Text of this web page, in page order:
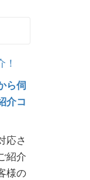
ら伺
介コ
応さ
紹介
様の